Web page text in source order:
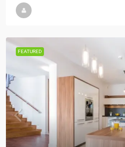
FEATURED